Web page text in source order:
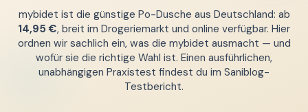
mybidet ist die günstige Po-Dusche aus Deutschland: ab
14,95 €, breit im Drogeriemarkt und online verfügbar. Hier
ordnen wir sachlich ein, was die mybidet ausmacht — und
wofür sie die richtige Wahl ist. Einen ausführlichen,
unabhängigen Praxistest findest du im Saniblog-
Testbericht.